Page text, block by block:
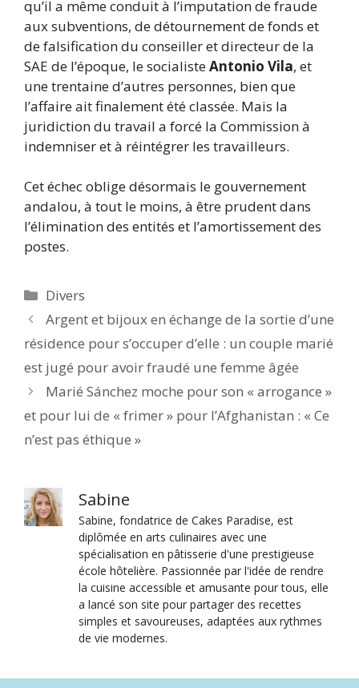
qu’il a même conduit à l’imputation de fraude
aux subventions, de détournement de fonds et
de falsification du conseiller et directeur de la
SAE de l’époque, le socialisteAntonio Vila, et
une trentaine d’autres personnes, bien que
l’affaire ait finalement été classée. Mais la
juridiction du travail a forcé la Commission à
indemniser et à réintégrer les travailleurs.
Cet échec oblige désormais le gouvernement
andalou, à tout le moins, à être prudent dans
l’élimination des entités et l’amortissement des
postes.
Catégories
Divers
Argent et bijoux en échange de la sortie d’une
résidence pour s’occuper d’elle : un couple marié
est jugé pour avoir fraudé une femme âgée
Marié Sánchez moche pour son « arrogance »
et pour lui de « frimer » pour l’Afghanistan : « Ce
n’est pas éthique »
Sabine
Sabine, fondatrice de Cakes Paradise, est
diplômée en arts culinaires avec une
spécialisation en pâtisserie d'une prestigieuse
école hôtelière. Passionnée par l'idée de rendre
la cuisine accessible et amusante pour tous, elle
a lancé son site pour partager des recettes
simples et savoureuses, adaptées aux rythmes
de vie modernes.